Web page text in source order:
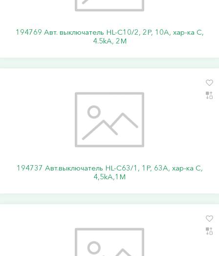
194769 Авт. выключатель HL-C10/2, 2P, 10A, хар-ка C,
4.5kA, 2M
194737 Авт.выключатель HL-C63/1, 1Р, 63А, хар-ка С,
4,5kA,1M